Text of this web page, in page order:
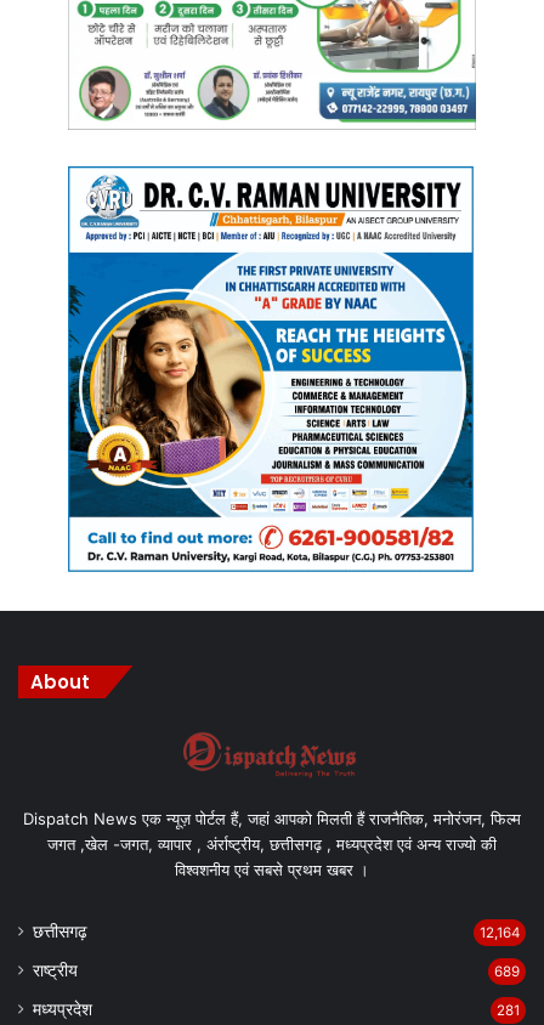
About
Dispatch News एक न्यूज़ पोर्टल हैं, जहां आपको मिलती हैं राजनैतिक, मनोरंजन, फिल्म
जगत ,खेल -जगत, व्यापार , अंर्राष्ट्रीय, छत्तीसगढ़ , मध्यप्रदेश एवं अन्य राज्यो की
विश्वशनीय एवं सबसे प्रथम खबर ।
छत्तीसगढ़ 12,164
राष्ट्रीय 689
मध्यप्रदेश 281